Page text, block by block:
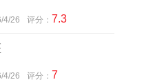
4/26
评分： 7.3
4/26
评分： 7